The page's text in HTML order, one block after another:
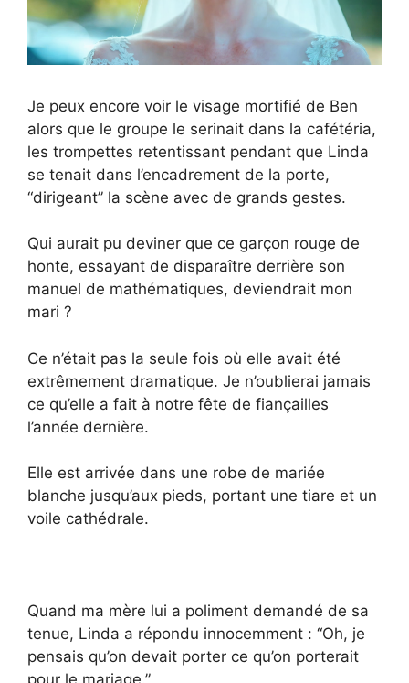
Je peux encore voir le visage mortifié de Ben
alors que le groupe le serinait dans la cafétéria,
les trompettes retentissant pendant que Linda
se tenait dans l’encadrement de la porte,
“dirigeant” la scène avec de grands gestes.
Qui aurait pu deviner que ce garçon rouge de
honte, essayant de disparaître derrière son
manuel de mathématiques, deviendrait mon
mari ?
Ce n’était pas la seule fois où elle avait été
extrêmement dramatique. Je n’oublierai jamais
ce qu’elle a fait à notre fête de fiançailles
l’année dernière.
Elle est arrivée dans une robe de mariée
blanche jusqu’aux pieds, portant une tiare et un
voile cathédrale.
Quand ma mère lui a poliment demandé de sa
tenue, Linda a répondu innocemment : “Oh, je
pensais qu’on devait porter ce qu’on porterait